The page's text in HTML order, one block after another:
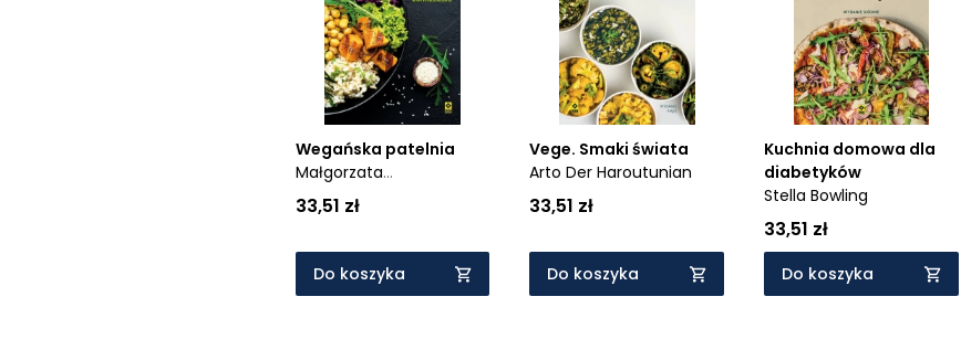
Cena rosnąco
Cena malejąco
Od najnowszych
Od najstarszych
Wegańska patelnia
Małgorzata
Mossakowska-
Górnikowska
33,51 zł
Do koszyka
Vege. Smaki świata
Arto Der Haroutunian
33,51 zł
Do koszyka
Kuchnia domowa dla
diabetyków
Stella Bowling
33,51 zł
Do koszyka